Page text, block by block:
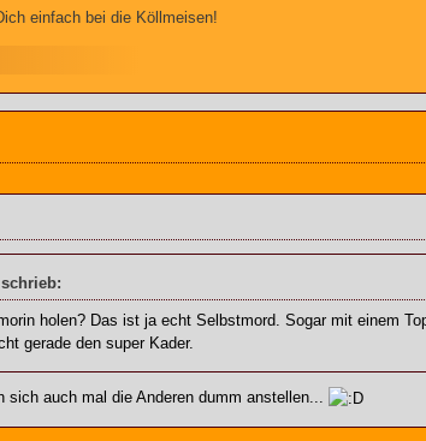
einfach bei die Köllmeisen!
holen? Das ist ja echt Selbstmord. Sogar mit einem
gerade den super Kader.
sich auch mal die Anderen dumm anstellen...